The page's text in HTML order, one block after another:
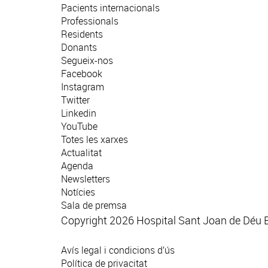
Pacients internacionals
Professionals
Residents
Donants
Segueix-nos
Facebook
Instagram
Twitter
Linkedin
YouTube
Totes les xarxes
Actualitat
Agenda
Newsletters
Notícies
Sala de premsa
Copyright 2026 Hospital Sant Joan de Déu
Avís legal i condicions d’ús
Política de privacitat